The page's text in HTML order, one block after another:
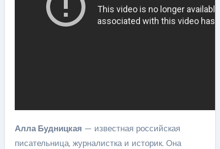
Алла Будницкая — известная российская
писательница, журналистка и историк. Она